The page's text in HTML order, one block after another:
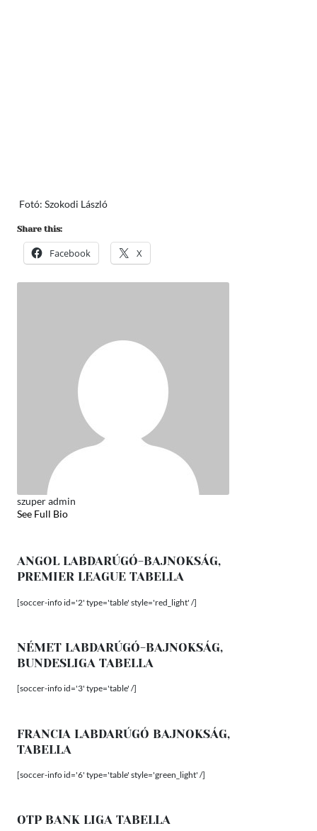
Fotó: Szokodi László
Share this:
Facebook X
szuper admin
See Full Bio
ANGOL LABDARÚGÓ-BAJNOKSÁG,
PREMIER LEAGUE TABELLA
[soccer-info id='2' type='table' style='red_light' /]
NÉMET LABDARÚGÓ-BAJNOKSÁG,
BUNDESLIGA TABELLA
[soccer-info id='3' type='table' /]
FRANCIA LABDARÚGÓ BAJNOKSÁG,
TABELLA
[soccer-info id='6' type='table' style='green_light' /]
OTP BANK LIGA TABELLA